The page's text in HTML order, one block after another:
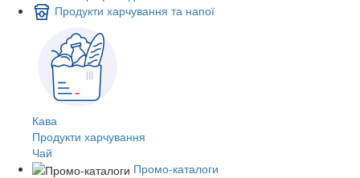
Продукти харчування та напої
Кава
Продукти харчування
Чай
Промо-каталоги